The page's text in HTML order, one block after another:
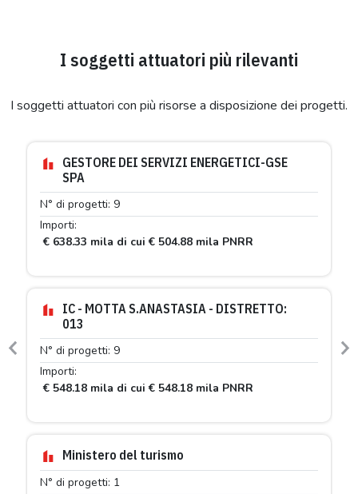
I soggetti attuatori più rilevanti
I soggetti attuatori con più risorse a disposizione dei progetti.
GESTORE DEI SERVIZI ENERGETICI-GSE
SPA
N° di progetti: 9
Importi:
€ 638.33 mila di cui € 504.88 mila PNRR
IC - MOTTA S.ANASTASIA - DISTRETTO:
013
N° di progetti: 9
Importi:
€ 548.18 mila di cui € 548.18 mila PNRR
Ministero del turismo
N° di progetti: 1
Previous